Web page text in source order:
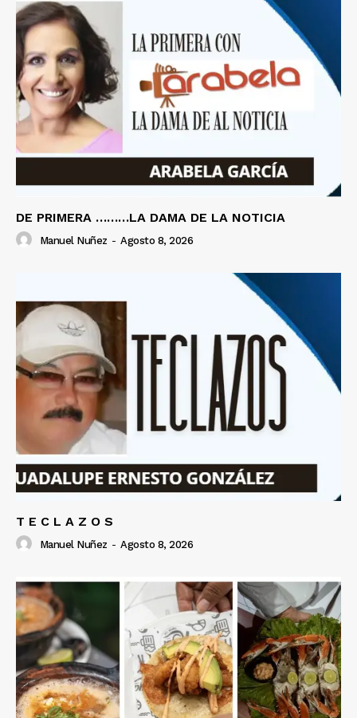
DE PRIMERA ………LA DAMA DE LA NOTICIA
Manuel Nuñez - Agosto 8, 2026
T E C L A Z O S
Manuel Nuñez - Agosto 8, 2026